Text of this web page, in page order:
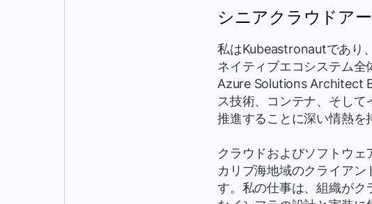
シニアクラウドア
私はKubeastronautであり
ネイティブエコシステム
Azure Solutions Architect
ス技術、コンテナ、そし
推進することに深い情熱を
クラウドおよびソフトウ
カリブ海地域のクライアン
す。私の仕事は、組織がク